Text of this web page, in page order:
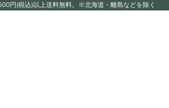
円(税込)以上送料無料。※北海道・離島などを除く